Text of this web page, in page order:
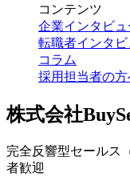
コンテンツ
企業インタビュ
転職者インタビ
コラム
採用担当者の方
株式会社
完全反響型セールス
者歓迎